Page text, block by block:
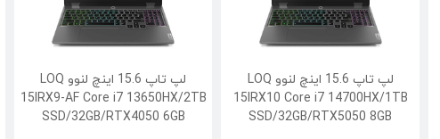
لپ تاپ 15.6 اینچ لنوو LOQ
15IRX10 Core i7 14700HX/1TB
SSD/32GB/RTX5050 8GB
لپ تاپ 15.6 اینچ لنوو LOQ
15IRX9-AF Core i7 13650HX/2TB
SSD/32GB/RTX4050 6GB